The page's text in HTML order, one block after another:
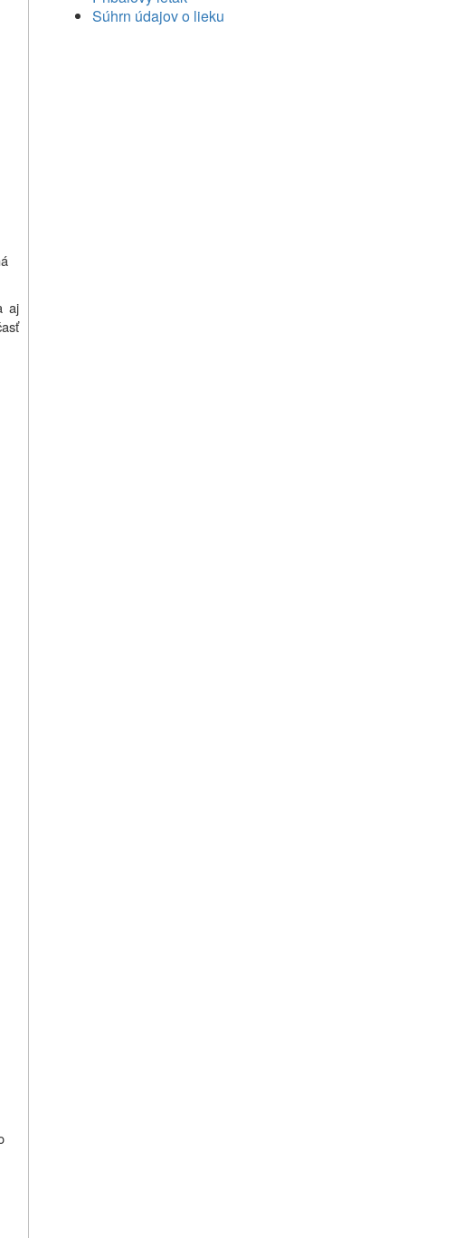
aj
Súhrn údajov o lieku